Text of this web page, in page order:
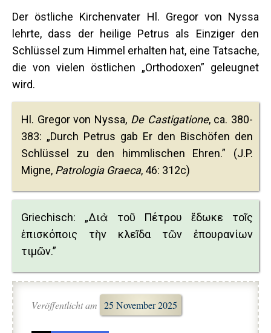
Der östliche Kirchenvater Hl. Gregor von Nyssa
lehrte, dass der heilige Petrus als Einziger den
Schlüssel zum Himmel erhalten hat, eine Tatsache,
die von vielen östlichen „Orthodoxen” geleugnet
wird.
Hl. Gregor von Nyssa, De Castigatione, ca. 380-
383: „Durch Petrus gab Er den Bischöfen den
Schlüssel zu den himmlischen Ehren.” (J.P.
Migne, Patrologia Graeca, 46: 312c)
Griechisch: „Διὰ τοῦ Πέτρου ἔδωκε τοῖς
ἐπισκόποις τὴν κλεῖδα τῶν ἐπουρανίων
τιμῶν.”
Veröffentlicht am 25 November 2025